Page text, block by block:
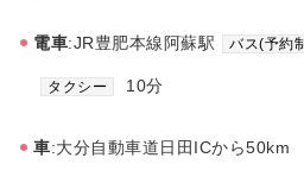
電車:JR豊肥本線阿蘇駅 バス(予約
タクシー 10分
車:大分自動車道日田ICから50km